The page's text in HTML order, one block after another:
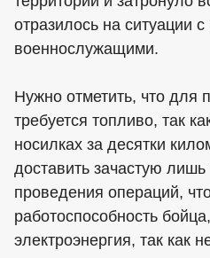
отразилось на ситуации
военнослужащими.
Нужно отметить, что для
требуется топливо, так
носилках за десятки
доставить зачастую
проведения операций,
работоспособность
электроэнергия, так как